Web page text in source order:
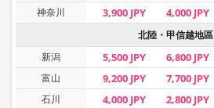
神奈川 3,900 JPY 4,000 JPY
北陸・甲信越地區
新潟
5,500 JPY 6,800 JPY
富山 9,200 JPY 7,700 JPY
石川
4,000 JPY 2,800 JPY